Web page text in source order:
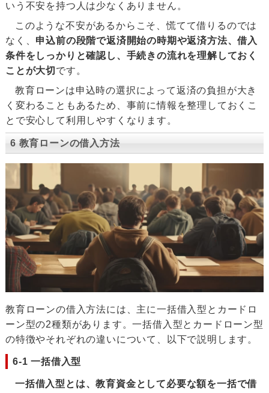
いう不安を持つ人は少なくありません。
このような不安があるからこそ、慌てて借りるのでは
なく、 申込前の段階で返済開始の時期や返済方法、借入
条件をしっかりと確認し、手続きの流れを理解しておく
ことが大切 です。
教育ローンは申込時の選択によって返済の負担が大き
く変わることもあるため、事前に情報を整理しておくこ
とで安心して利用しやすくなります。
6 教育ローンの借入方法
教育ローンの借入方法には、主に一括借入型とカードロ
ーン型の2種類があります。一括借入型とカードローン型
の特徴やそれぞれの違いについて、以下で説明します。
6-1 一括借入型
一括借入型とは、教育資金として必要な額を一括で借